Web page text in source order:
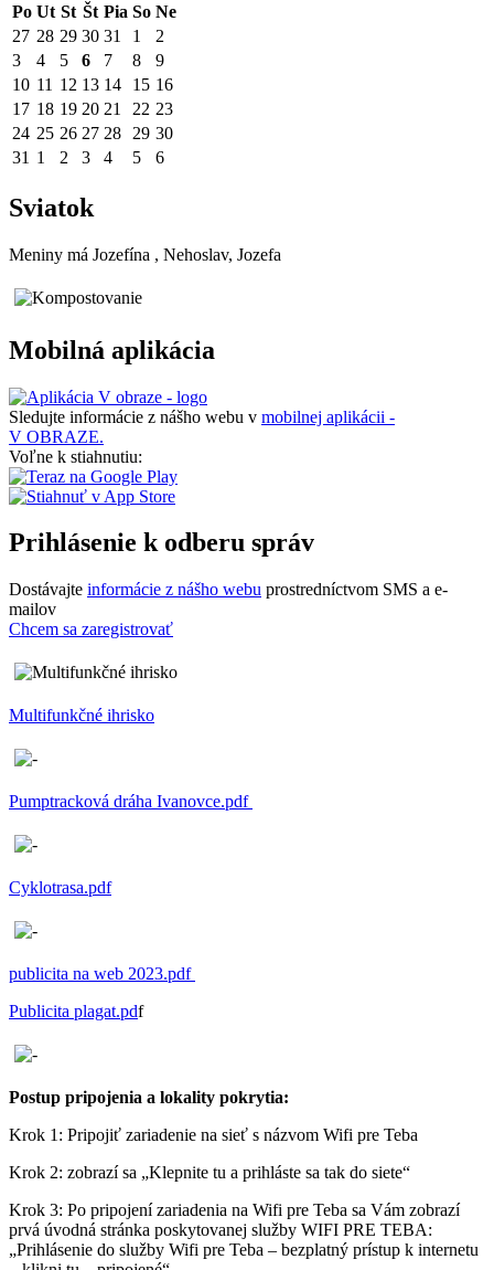
Po Ut St Št Pia So Ne
27 28 29 30 31 1
2
3
4 5 6 7 8
9
10 11 12 13 14 15 16
17 18 19 20 21 22 23
24 25 26 27 28 29 30
31 1 2 3 4 5 6
Sviatok
Meniny má Jozefína , Nehoslav, Jozefa
Mobilná aplikácia
Sledujte informácie z nášho webu v mobilnej aplikácii -
V OBRAZE.
Voľne k stiahnutiu:
Prihlásenie k odberu správ
Dostávajte informácie z nášho webu prostredníctvom SMS a e-
mailov
Chcem sa zaregistrovať
Multifunkčné ihrisko
Pumptracková dráha Ivanovce.pdf
Cyklotrasa.pdf
publicita na web 2023.pdf
Publicita plagat.pdf
Postup pripojenia a lokality pokrytia:
Krok 1: Pripojiť zariadenie na sieť s názvom Wifi pre Teba
Krok 2: zobrazí sa „Klepnite tu a prihláste sa tak do siete“
Krok 3: Po pripojení zariadenia na Wifi pre Teba sa Vám zobrazí
prvá úvodná stránka poskytovanej služby WIFI PRE TEBA:
„Prihlásenie do služby Wifi pre Teba – bezplatný prístup k internetu